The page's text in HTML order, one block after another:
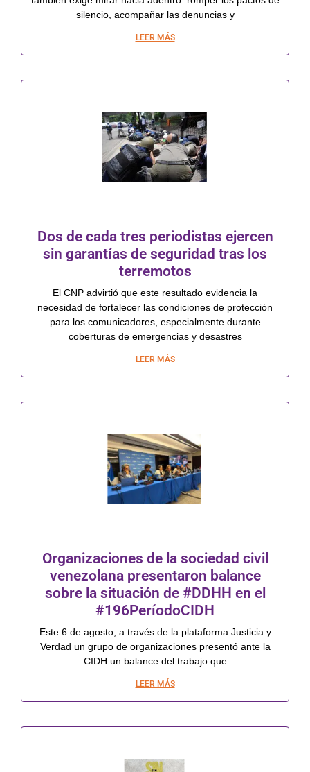
silencio, acompañar las denuncias y
LEER MÁS
Dos de cada tres periodistas ejercen
sin garantías de seguridad tras los
terremotos
El CNP advirtió que este resultado evidencia la
necesidad de fortalecer las condiciones de protección
para los comunicadores, especialmente durante
coberturas de emergencias y desastres
LEER MÁS
Organizaciones de la sociedad civil
venezolana presentaron balance
sobre la situación de #DDHH en el
#196PeríodoCIDH
Este 6 de agosto, a través de la plataforma Justicia y
Verdad un grupo de organizaciones presentó ante la
CIDH un balance del trabajo que
LEER MÁS